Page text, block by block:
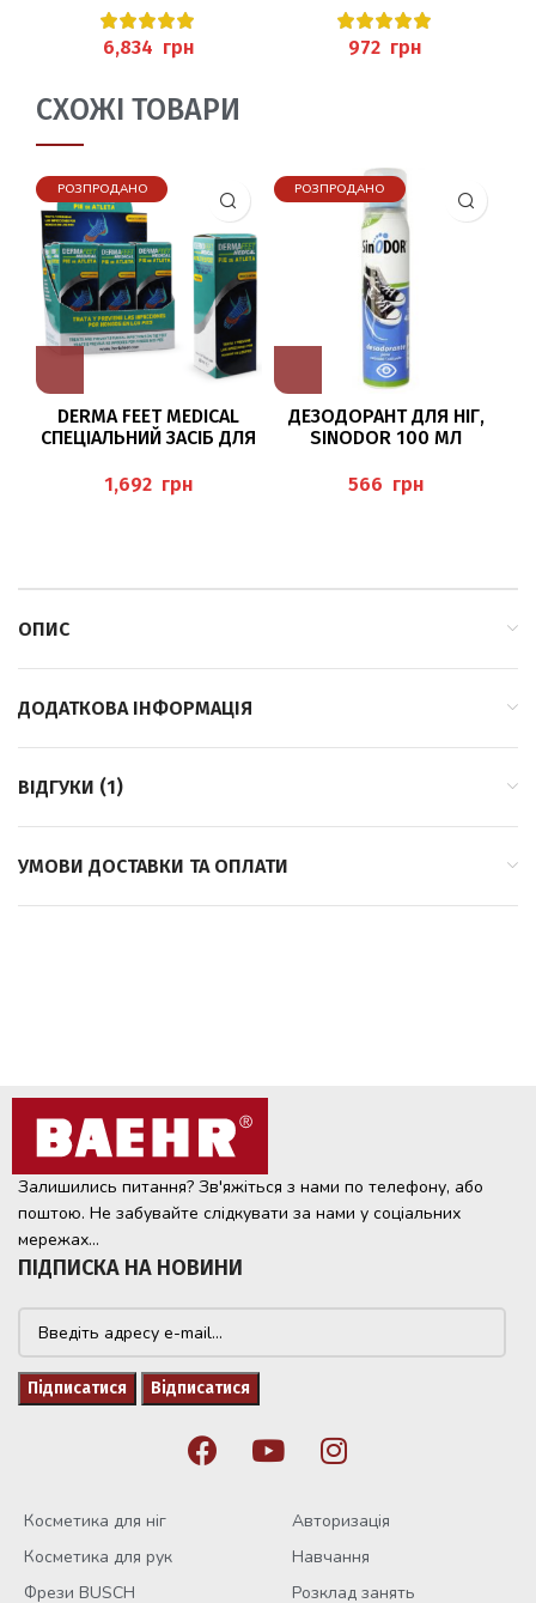
грн
КИСЛОТОЮ 60МЛ
(HORNHAUT-
REDUZIERBALSAM)
грн
СХОЖІ ТОВАРИ
РОЗПРОДАНО
DERMA FEET MEDICAL
СПЕЦІАЛЬНИЙ ЗАСІБ ДЛЯ
40МЛгрн
РОЗПРОДАНО
ДЕЗОДОРАНТ ДЛЯ НІГ,
SINODOR 100 МЛ
грн
ОПИС
ДОДАТКОВА ІНФОРМАЦІЯ
ВІДГУКИ (1)
УМОВИ ДОСТАВКИ ТА ОПЛАТИ
Залишились питання? Зв'яжіться з нами по телефону, або
поштою. Не забувайте слідкувати за нами у соціальних
мережах...
ПІДПИСКА НА НОВИНИ
Косметика для ніг
Косметика для рук
Фрези BUSCH
Авторизація
Навчання
Розклад занять